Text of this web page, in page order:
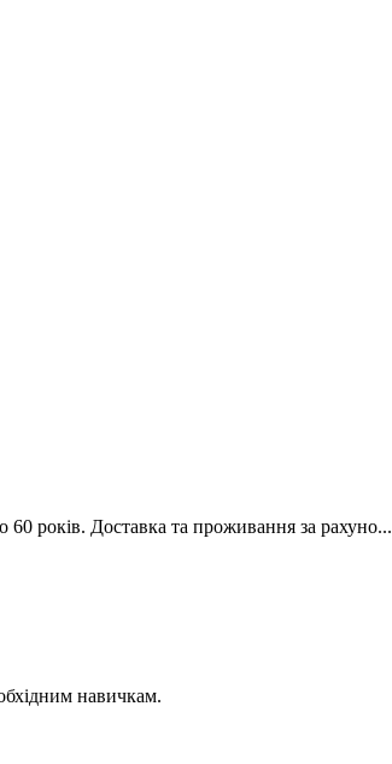
років. Доставка та проживання за рахуно...
навичкам.